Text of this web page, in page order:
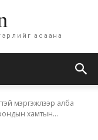
асаана
мэргэжлээр алба
хамтын...